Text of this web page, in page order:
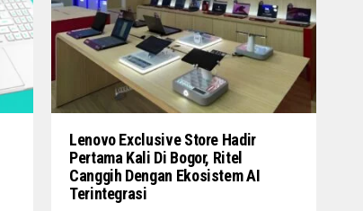
Lenovo Exclusive Store Hadir
Pertama Kali Di Bogor, Ritel
Canggih Dengan Ekosistem AI
Terintegrasi